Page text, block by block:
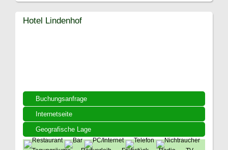
Buchungsanfrage
Internetseite
Geografische Lage
Hotel Lindenhof